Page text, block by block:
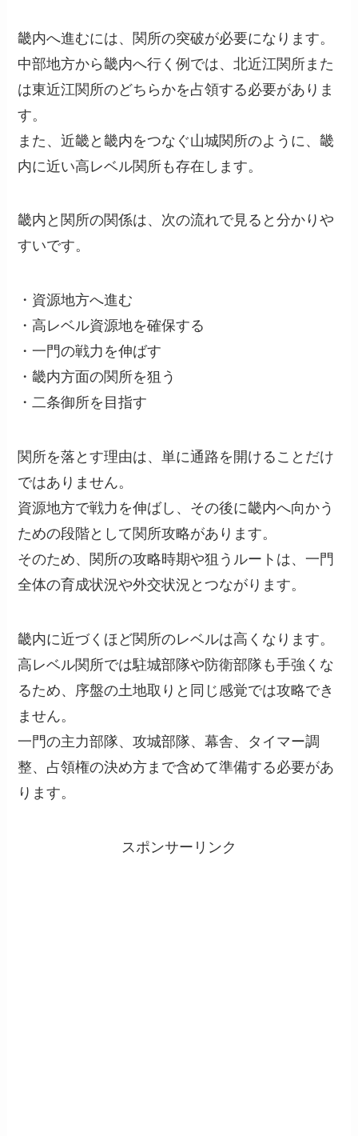
畿内へ進むには、関所の突破が必要になります。
中部地方から畿内へ行く例では、北近江関所また
は東近江関所のどちらかを占領する必要がありま
す。
また、近畿と畿内をつなぐ山城関所のように、畿
内に近い高レベル関所も存在します。
畿内と関所の関係は、次の流れで見ると分かりや
すいです。
・資源地方へ進む
・高レベル資源地を確保する
・一門の戦力を伸ばす
・畿内方面の関所を狙う
・二条御所を目指す
関所を落とす理由は、単に通路を開けることだけ
ではありません。
資源地方で戦力を伸ばし、その後に畿内へ向かう
ための段階として関所攻略があります。
そのため、関所の攻略時期や狙うルートは、一門
全体の育成状況や外交状況とつながります。
畿内に近づくほど関所のレベルは高くなります。
高レベル関所では駐城部隊や防衛部隊も手強くな
るため、序盤の土地取りと同じ感覚では攻略でき
ません。
一門の主力部隊、攻城部隊、幕舎、タイマー調
整、占領権の決め方まで含めて準備する必要があ
ります。
スポンサーリンク